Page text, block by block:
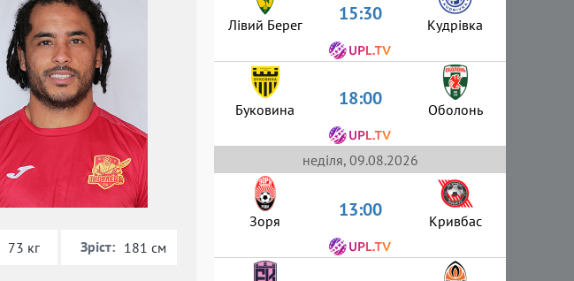
73 кг Зріст: 181 см
Лівий Берег 15:30 Кудрівка
Буковина 18:00 Оболонь
неділя, 09.08.2026
Зоря 13:00 Кривбас